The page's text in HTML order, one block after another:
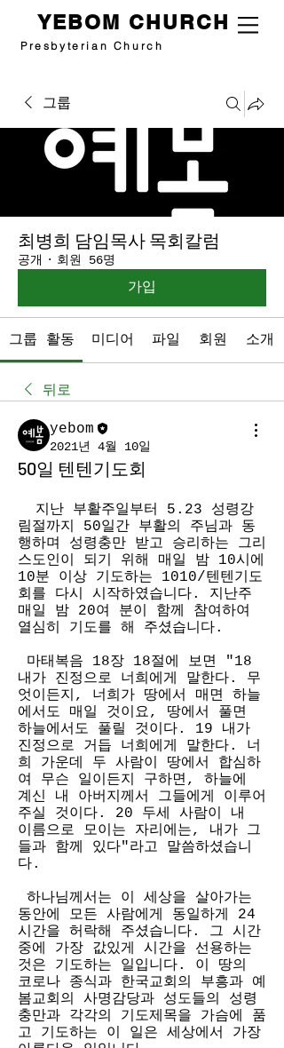
Presbyterian Church
YEBOM CHURCH
그룹
최병희 담임목사 목회칼럼
공개 · 회원 56명
가입
그룹 활동 미디어 파일 회원 소개
뒤로
yebom
2021년 4월 10일
50일 텐텐기도회
림절까지 50일간 부활의 주님과 동
행하며 성령충만 받고 승리하는 그리
스도인이 되기 위해 매일 밤 10시에
10분 이상 기도하는 1010/텐텐기도
회를 다시 시작하였습니다. 지난주
매일 밤 20여 분이 함께 참여하여
열심히 기도를 해 주셨습니다.
내가 진정으로 너희에게 말한다. 무
엇이든지, 너희가 땅에서 매면 하늘
에서도 매일 것이요, 땅에서 풀면
하늘에서도 풀릴 것이다. 19 내가
진정으로 거듭 너희에게 말한다. 너
희 가운데 두 사람이 땅에서 합심하
여 무슨 일이든지 구하면, 하늘에
계신 내 아버지께서 그들에게 이루어
주실 것이다. 20 두세 사람이 내
이름으로 모이는 자리에는, 내가 그
들과 함께 있다"라고 말씀하셨습니
다.
동안에 모든 사람에게 동일하게 24
시간을 허락해 주셨습니다. 그 시간
중에 가장 값있게 시간을 선용하는
것은 기도하는 일입니다. 이 땅의
코로나 종식과 한국교회의 부흥과 예
봄교회의 사명감당과 성도들의 성령
충만과 각각의 기도제목을 가슴에 품
고 기도하는 이 일은 세상에서 가장